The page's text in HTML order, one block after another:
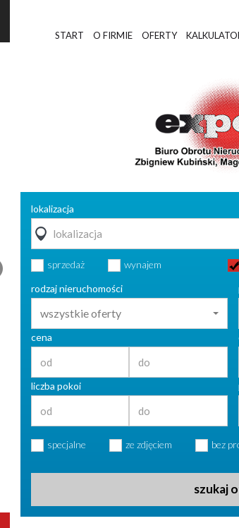
START O FIRMIE OFERTY
lokalizacja
sprzedaż wynajem
rodzaj nieruchomości
wszystkie oferty
cena
liczba pokoi
specjalne ze zdjęciem bez
szukaj